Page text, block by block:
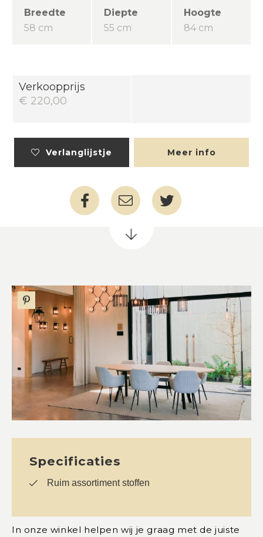
Breedte
58 cm
Diepte
55 cm
Hoogte
84 cm
Verkoopprijs
€ 220,00
Verlanglijstje Meer info
Specificaties
Ruim assortiment stoffen
In onze winkel helpen wij je graag met de juiste